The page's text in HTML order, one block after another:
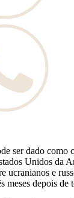
ser dado como
Unidos da
ucranianos e
meses depois de